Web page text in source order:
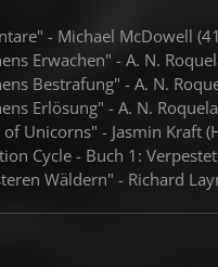
- Michael McDowell
Erwachen" - A. N.
Bestrafung" - A. N.
Erlösung" - A. N.
Unicorns" - Jasmin Kraft
Cycle - Buch 1:
Wäldern" - Richard